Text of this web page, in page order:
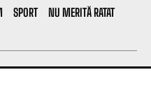
SPORT
NU MERITĂ RATAT